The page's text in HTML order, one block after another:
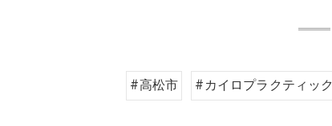
#高松市 #カイロプラクティック